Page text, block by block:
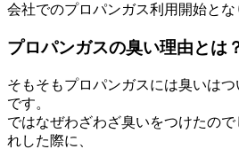
会社でのプロパンガス利用開始とな
プロパンガスの臭い理由とは
そもそもプロパンガスには臭いは
です。
ではなぜわざわざ臭いをつけたの
れした際に、